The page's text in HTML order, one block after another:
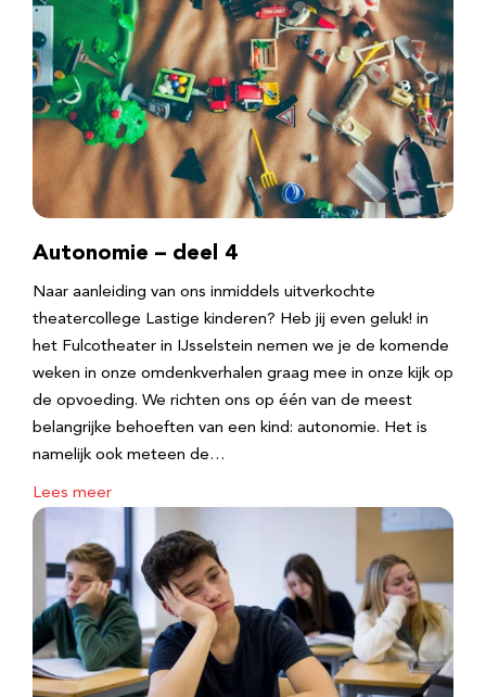
Autonomie – deel 4
Naar aanleiding van ons inmiddels uitverkochte
theatercollege Lastige kinderen? Heb jij even geluk! in
het Fulcotheater in IJsselstein nemen we je de komende
weken in onze omdenkverhalen graag mee in onze kijk op
de opvoeding. We richten ons op één van de meest
belangrijke behoeften van een kind: autonomie. Het is
namelijk ook meteen de…
Lees meer